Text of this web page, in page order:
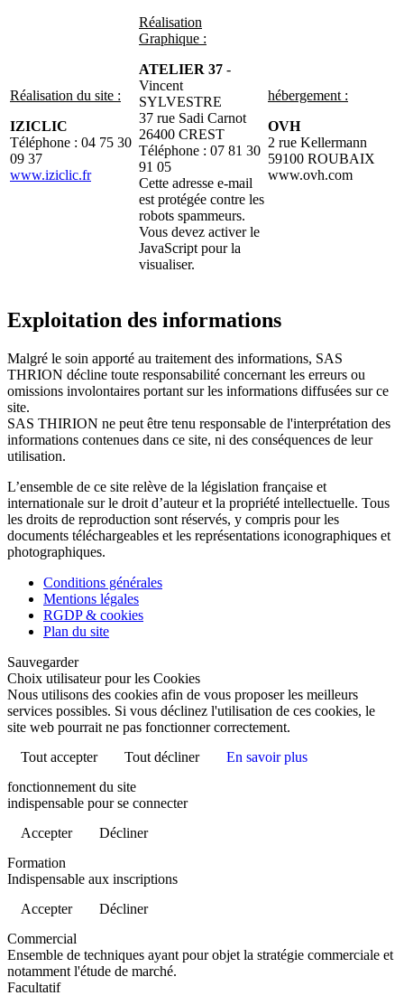
Réalisation du site :
IZICLIC
Téléphone : 04 75 30
09 37
www.iziclic.fr
Réalisation
Graphique :
ATELIER 37 -
Vincent
SYLVESTRE
37 rue Sadi Carnot
26400 CREST
Téléphone : 07 81 30
91 05
Cette adresse e-mail
est protégée contre les
robots spammeurs.
Vous devez activer le
JavaScript pour la
visualiser.
hébergement :
OVH
2 rue Kellermann
59100 ROUBAIX
www.ovh.com
Exploitation des informations
Malgré le soin apporté au traitement des informations, SAS
THRION décline toute responsabilité concernant les erreurs ou
omissions involontaires portant sur les informations diffusées sur ce
site.
SAS THIRION ne peut être tenu responsable de l'interprétation des
informations contenues dans ce site, ni des conséquences de leur
utilisation.
L’ensemble de ce site relève de la législation française et
internationale sur le droit d’auteur et la propriété intellectuelle. Tous
les droits de reproduction sont réservés, y compris pour les
documents téléchargeables et les représentations iconographiques et
photographiques.
Conditions générales
Mentions légales
RGDP & cookies
Plan du site
Sauvegarder
Choix utilisateur pour les Cookies
Nous utilisons des cookies afin de vous proposer les meilleurs
services possibles. Si vous déclinez l'utilisation de ces cookies, le
site web pourrait ne pas fonctionner correctement.
Tout accepter
Tout décliner
En savoir plus
fonctionnement du site
indispensable pour se connecter
Accepter
Décliner
Formation
Indispensable aux inscriptions
Accepter
Décliner
Commercial
Ensemble de techniques ayant pour objet la stratégie commerciale et
notamment l'étude de marché.
Facultatif